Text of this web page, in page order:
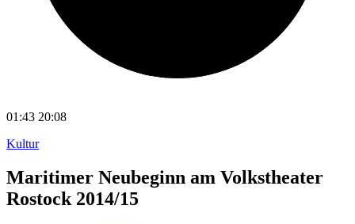
01:43 20:08
Kultur
Maritimer Neubeginn am Volkstheater
Rostock 2014/15